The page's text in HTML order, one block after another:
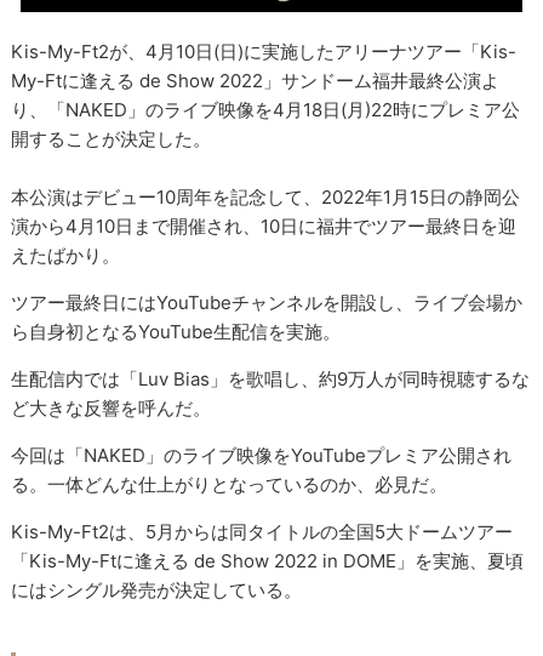
Kis-My-Ft2が、4月10日(日)に実施したアリーナツアー「Kis-
My-Ftに逢える de Show 2022」サンドーム福井最終公演よ
り、「NAKED」のライブ映像を4月18日(月)22時にプレミア公
開することが決定した。
本公演はデビュー10周年を記念して、2022年1月15日の静岡公
演から4月10日まで開催され、10日に福井でツアー最終日を迎
えたばかり。
ツアー最終日にはYouTubeチャンネルを開設し、ライブ会場か
ら自身初となるYouTube生配信を実施。
生配信内では「Luv Bias」を歌唱し、約9万人が同時視聴するな
ど大きな反響を呼んだ。
今回は「NAKED」のライブ映像をYouTubeプレミア公開され
る。一体どんな仕上がりとなっているのか、必見だ。
Kis-My-Ft2は、5月からは同タイトルの全国5大ドームツアー
「Kis-My-Ftに逢える de Show 2022 in DOME」を実施、夏頃
にはシングル発売が決定している。